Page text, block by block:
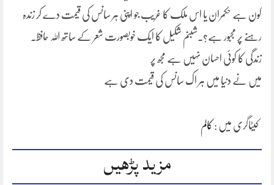
کون ہے حکمران یا اس ملک کا غریب جو اپنی ہر سانس کی قیمت دے کر زندہ
رہنے پر مجبور ہے؟۔شبنم شکیل کا ایک خوبصورت شعر کے ساتھ اللہ حافظ۔
زندگی کا کوئی احسان نہیں ہے مجھ پر
میں نے دنیا میں ہر اک سانس کی قیمت دی ہے
کیٹاگری میں : کالم
مزید پڑھیں